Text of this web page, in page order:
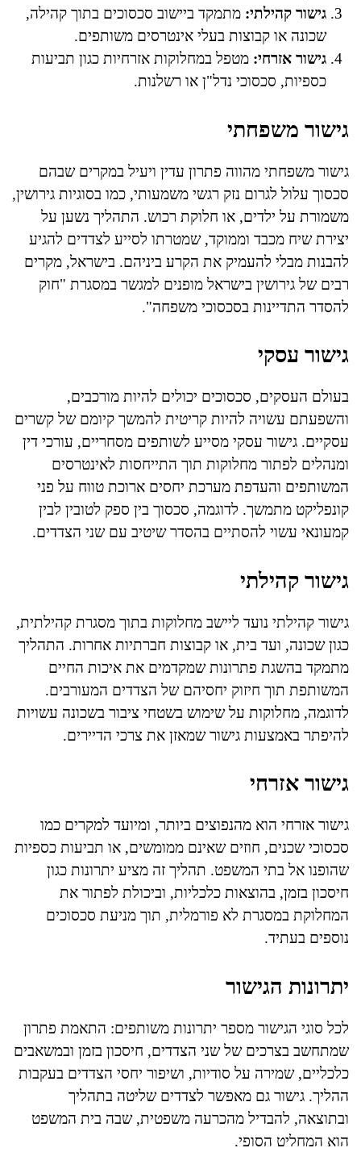
גישור קהילתי: מתמקד ביישוב סכסוכים בתוך קהילה,
שכונה או קבוצות בעלי אינטרסים משותפים.
גישור אזרחי: מטפל במחלוקות אזרחיות כגון תביעות
כספיות, סכסוכי נדל"ן או רשלנות.
גישור משפחתי
גישור משפחתי מהווה פתרון עדין ויעיל במקרים שבהם
סכסוך עלול לגרום נזק רגשי משמעותי, כמו בסוגיות גירושין,
משמורת על ילדים, או חלוקת רכוש. התהליך נשען על
יצירת שיח מכבד וממוקד, שמטרתו לסייע לצדדים להגיע
להבנות מבלי להעמיק את הקרע ביניהם. בישראל, מקרים
רבים של גירושין בישראל מופנים למגשר במסגרת "חוק
להסדר התדיינות בסכסוכי משפחה".
גישור עסקי
בעולם העסקים, סכסוכים יכולים להיות מורכבים,
והשפעתם עשויה להיות קריטית להמשך קיומם של קשרים
עסקיים. גישור עסקי מסייע לשותפים מסחריים, עורכי דין
ומנהלים לפתור מחלוקות תוך התייחסות לאינטרסים
המשותפים והעדפת מערכת יחסים ארוכת טווח על פני
קונפליקט מתמשך. לדוגמה, סכסוך בין ספק לטובין לבין
קמעונאי עשוי להסתיים בהסדר שיטיב עם שני הצדדים.
גישור קהילתי
גישור קהילתי נועד ליישב מחלוקות בתוך מסגרת קהילתית,
כגון שכונה, ועד בית, או קבוצות חברתיות אחרות. התהליך
מתמקד בהשגת פתרונות שמקדמים את איכות החיים
המשותפת תוך חיזוק יחסיהם של הצדדים המעורבים.
לדוגמה, מחלוקות על שימוש בשטחי ציבור בשכונה עשויות
להיפתר באמצעות גישור שמאזן את צרכי הדיירים.
גישור אזרחי
גישור אזרחי הוא מהנפוצים ביותר, ומיועד למקרים כמו
סכסוכי שכנים, חוזים שאינם ממומשים, או תביעות כספיות
שהופנו אל בתי המשפט. תהליך זה מציע יתרונות כגון
חיסכון בזמן, בהוצאות כלכליות, וביכולת לפתור את
המחלוקת במסגרת לא פורמלית, תוך מניעת סכסוכים
נוספים בעתיד.
יתרונות הגישור
לכל סוגי הגישור מספר יתרונות משותפים: התאמת פתרון
שמתחשב בצרכים של שני הצדדים, חיסכון בזמן ובמשאבים
כלכליים, שמירה על סודיות, ושיפור יחסי הצדדים בעקבות
ההליך. גישור גם מאפשר לצדדים שליטה בתהליך
ובתוצאה, להבדיל מהכרעה משפטית, שבה בית המשפט
הוא המחליט הסופי.